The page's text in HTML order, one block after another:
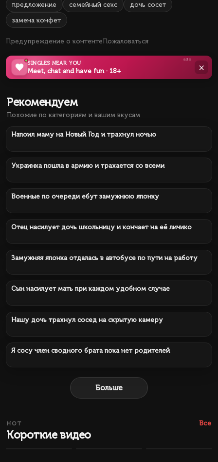
предложение семейный секс дочь сосет
замена конфет
Предупреждение о контентеПожаловаться
ads
SINGLES NEAR YOU
Meet, chat and have fun · 18+ ×
Рекомендуем
Похожие по категориям и вашим вкусам
178 422
Напоил маму на Новый Год и трахнул ночью
Украинка пошла в армию и трахается со всеми
Военные по очереди ебут замужнюю японку
Отец насилует дочь школьницу и кончает на её личико
Замужняя японка отдалась в автобусе по пути на работу
Сын насилует мать при каждом удобном случае
Нашу дочь трахнул сосед на скрытую камеру
Я сосу член сводного брата пока нет родителей
Больше
HOT
Короткие видео
Все